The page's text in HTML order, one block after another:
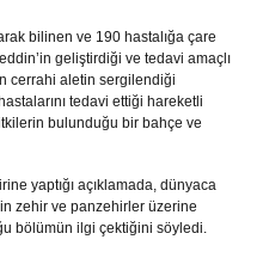
bilinen ve 190 hastalığa çare
geliştirdiği ve tedavi amaçlı
cerrahi aletin sergilendiği
tedavi ettiği hareketli
bulunduğu bir bahçe ve
yaptığı açıklamada, dünyaca
zehir ve panzehirler üzerine
bölümün ilgi çektiğini söyledi.